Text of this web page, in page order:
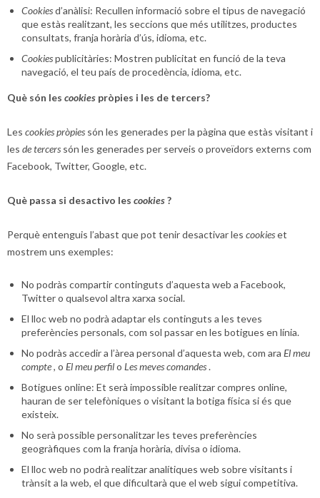
Cookiesd’anàlisi: Recullen informació sobre el tipus de navegació
que estàs realitzant, les seccions que més utilitzes, productes
consultats, franja horària d’ús, idioma, etc.
Cookiespublicitàries: Mostren publicitat en funció de la teva
navegació, el teu país de procedència, idioma, etc.
Què són les cookies pròpies i les de tercers?
Les cookies pròpies són les generades per la pàgina que estàs visitant i
les de tercers són les generades per serveis o proveïdors externs com
Facebook, Twitter, Google, etc.
Què passa si desactivo les cookies?
Perquè entenguis l’abast que pot tenir desactivar les cookieset
mostrem uns exemples:
No podràs compartir continguts d’aquesta web a Facebook,
Twitter o qualsevol altra xarxa social.
El lloc web no podrà adaptar els continguts a les teves
preferències personals, com sol passar en les botigues en línia.
No podràs accedir a l’àrea personal d’aquesta web, com ara El meu
compte, o El meu perfilo Les meves comandes.
Botigues online: Et serà impossible realitzar compres online,
hauran de ser telefòniques o visitant la botiga física si és que
existeix.
No serà possible personalitzar les teves preferències
geogràfiques com la franja horària, divisa o idioma.
El lloc web no podrà realitzar analítiques web sobre visitants i
trànsit a la web, el que dificultarà que el web sigui competitiva.